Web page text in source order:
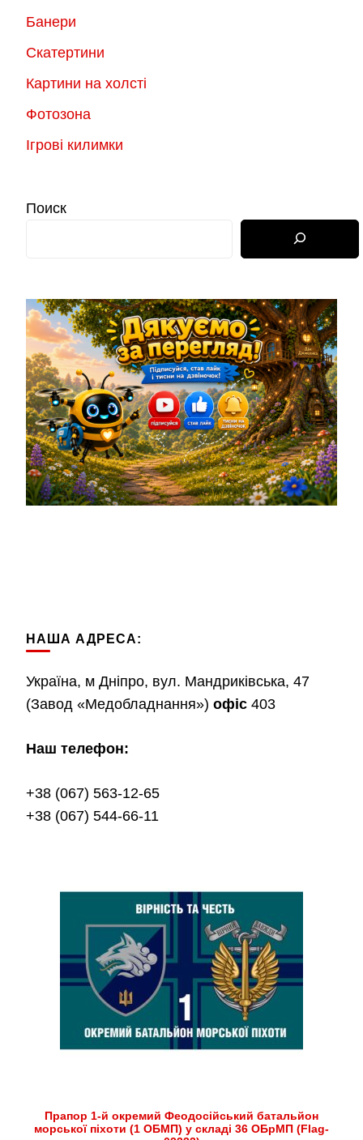
Банери
Скатертини
Картини на холсті
Фотозона
Ігрові килимки
Поиск
НАША АДРЕСА:
Україна, м Дніпро, вул. Мандриківська, 47
(Завод «Медобладнання») офіс 403
Наш телефон:
+38 (067) 563-12-65
+38 (067) 544-66-11
Прапор 1-й окремий Феодосійський батальйон
морської піхоти (1 ОБМП) у складі 36 ОБрМП (Flag-